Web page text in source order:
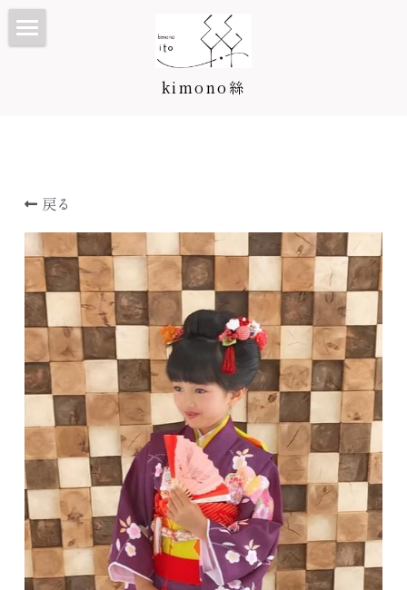
kimono絲
七五三・子供プラン
3歳カタログ
5歳カタログ
7歳カタログ
お宮参り・産着
七五三ヘアスタイル
振袖・成人式プラン/カタログ
振袖カタログ
訪問着・留袖プラン/カタログ
訪問着・留袖プラン
訪問着カタログ
黒留袖カタログ
色留袖カタログ
卒業袴プラン/カタログ
卒業袴プラン
二尺袖・卒業袴カタログ
料金表
着付け教室
アクセス/お問合せ
公式LINE追加
よくあるご質問
レンタルスペース浦安
戻る